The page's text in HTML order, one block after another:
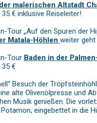
malerischen Altstadt
€ inklusive Reiseleiter!
Tour „Auf den Spuren der
Matala-Höhlen weiter
Tour Baden in der
35 €
Besuch der
alte Olivenölpresse und
Musik genießen. Die
eingebettet in die